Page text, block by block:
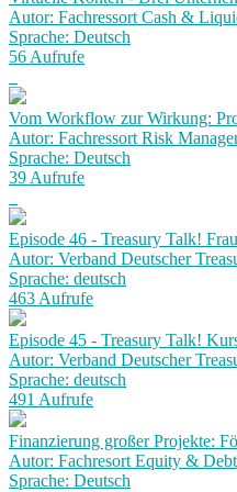
Autor: Fachressort Cash &
Sprache: Deutsch
56 Aufrufe
Vom Workflow zur Wirkung:
Autor: Fachressort Risk
Sprache: Deutsch
39 Aufrufe
Episode 46 - Treasury Talk!
Autor: Verband Deutscher
Sprache: deutsch
463 Aufrufe
Episode 45 - Treasury Talk!
Autor: Verband Deutscher
Sprache: deutsch
491 Aufrufe
Finanzierung großer Projekte:
Autor: Fachresort Equity & Debt
Sprache: Deutsch